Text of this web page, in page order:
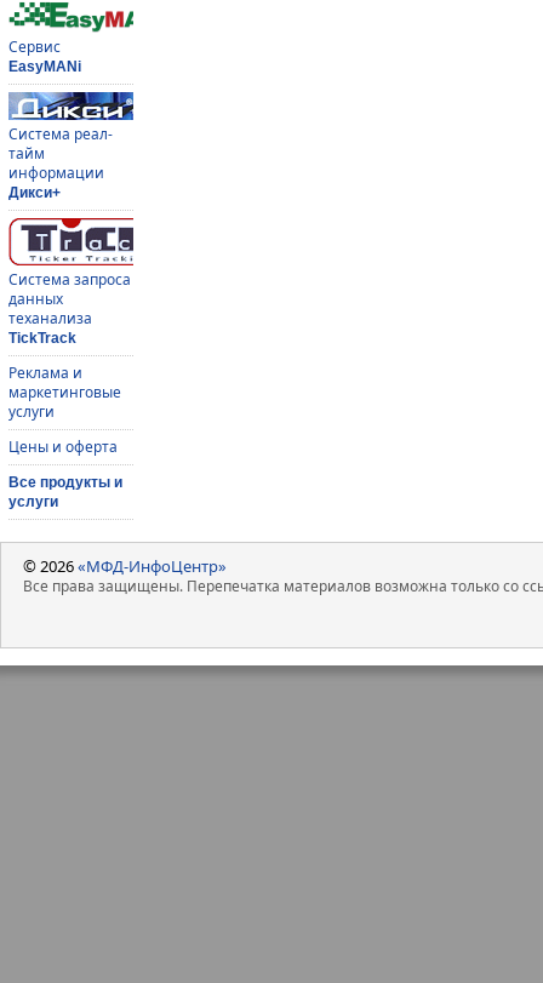
Сервис
EasyMANi
Система реал-
тайм
информации
Дикси+
Система запроса
данных
теханализа
TickTrack
Реклама и
маркетинговые
услуги
Цены и оферта
Все продукты и
услуги
© 2026«МФД-ИнфоЦентр»
Все права защищены. Перепечатка материалов возможна только со